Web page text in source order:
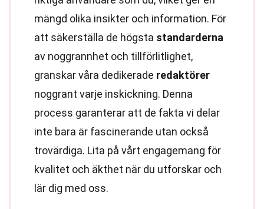
mängd olika insikter och information. För
att säkerställa de högsta standarderna
av noggrannhet och tillförlitlighet,
granskar våra dedikerade redaktörer
noggrant varje inskickning. Denna
process garanterar att de fakta vi delar
inte bara är fascinerande utan också
trovärdiga. Lita på vårt engagemang för
kvalitet och äkthet när du utforskar och
lär dig med oss.